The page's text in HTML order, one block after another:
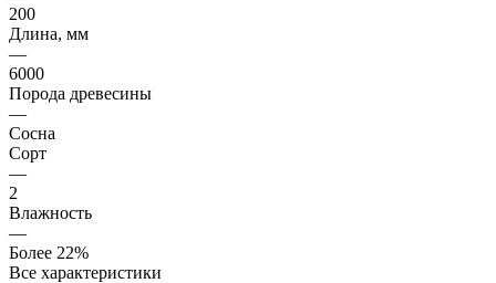
200
Длина, мм
—
6000
Порода древесины
—
Сосна
Сорт
—
2
Влажность
—
Более 22%
Все характеристики